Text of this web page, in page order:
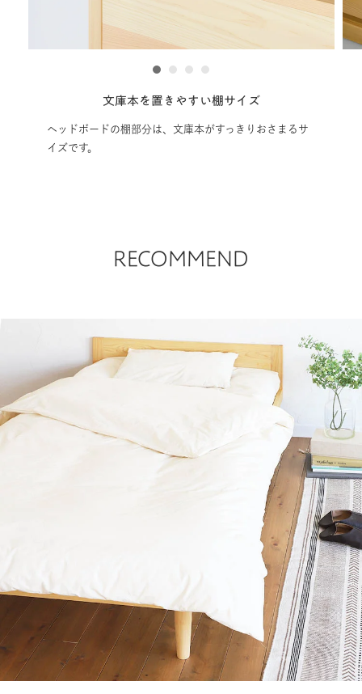
本がすっきりおさまるサ
軋みや揺れの悩みを
すのこは幅広の板で間隔を狭めている
1 2 3 4
RECOMMEND